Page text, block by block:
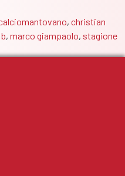
, christian
, marco giampaolo, stagione